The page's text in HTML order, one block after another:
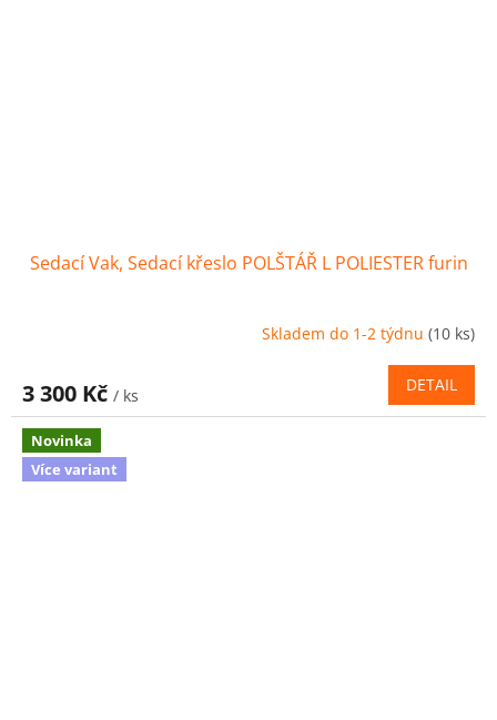
Sedací Vak, Sedací křeslo POLŠTÁŘ L POLIESTER furin
Skladem do 1-2 týdnu (10 ks)
3 300 Kč / ks
DETAIL
Novinka
Více variant